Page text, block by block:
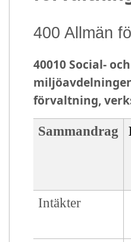
400 Allmän
40010 Social- och
förvaltning,
Sammandrag
Intäkter